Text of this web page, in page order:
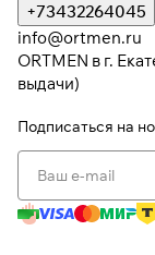
+73432264045
info@ortmen.ru
ORTMEN в г.
выдачи)
Подписаться на